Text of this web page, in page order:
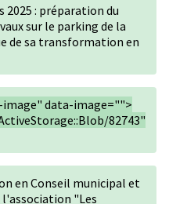
2025 : préparation du
sur le parking de la
de sa transformation en
data-image="">
82743"
en Conseil municipal et
"Les